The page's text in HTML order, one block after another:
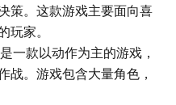
策。这款游戏主要面向喜
家。
一款以动作为主的游戏，
战。游戏包含大量角色，